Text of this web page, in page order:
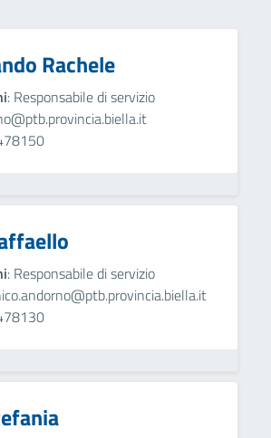
Rachele
: Responsabile di servizio
: Responsabile di servizio